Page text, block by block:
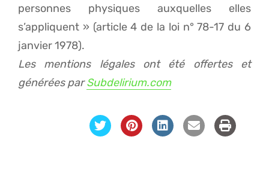
personnes physiques auxquelles elles
s’appliquent » (article 4 de la loi n° 78-17 du 6
janvier 1978).
Les mentions légales ont été offertes et
générées parSubdelirium.com